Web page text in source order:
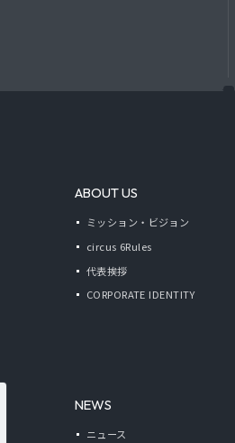
ABOUT US
ミッション・ビジョン
circus 6Rules
代表挨拶
CORPORATE IDENTITY
NEWS
ニュース